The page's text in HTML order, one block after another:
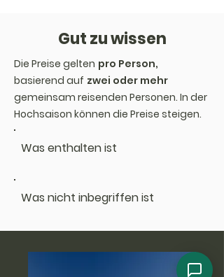
Gut zu wissen
Die Preise gelten pro Person,
basierend auf zwei oder mehr
gemeinsam reisenden Personen. In der
Hochsaison können die Preise steigen.
Was enthalten ist
Was nicht inbegriffen ist